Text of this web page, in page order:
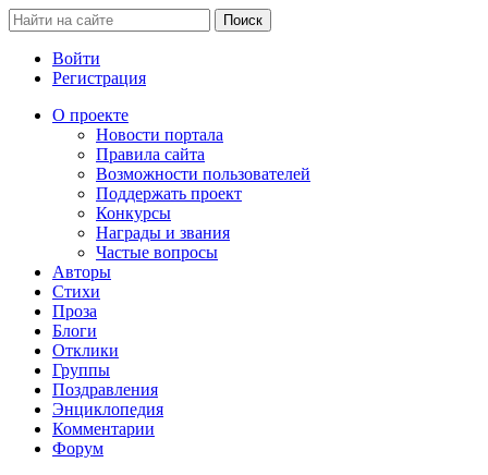
Войти
Регистрация
О проекте
Новости портала
Правила сайта
Возможности пользователей
Поддержать проект
Конкурсы
Награды и звания
Частые вопросы
Авторы
Стихи
Проза
Блоги
Отклики
Группы
Поздравления
Энциклопедия
Комментарии
Форум